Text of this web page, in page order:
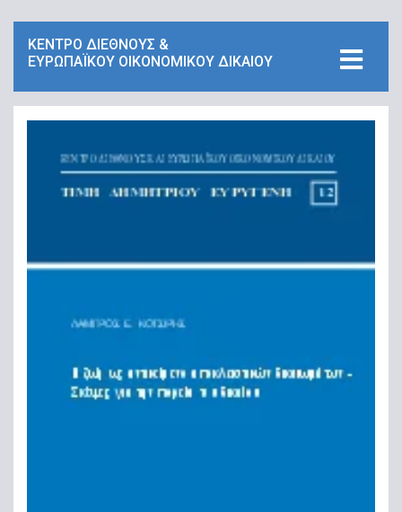
ΚΕΝΤΡΟ ΔΙΕΘΝΟΥΣ &
ΕΥΡΩΠΑΪΚΟΥ ΟΙΚΟΝΟΜΙΚΟΥ ΔΙΚΑΙΟΥ